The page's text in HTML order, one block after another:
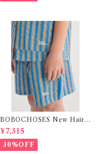
BOBOCHOSES New Hairli
ne denim bermuda shorts /
2-4Y
¥7,315
30%OFF